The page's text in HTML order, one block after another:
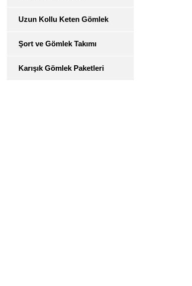
Uzun Kollu Keten Gömlek
Şort ve Gömlek Takımı
Karışık Gömlek Paketleri